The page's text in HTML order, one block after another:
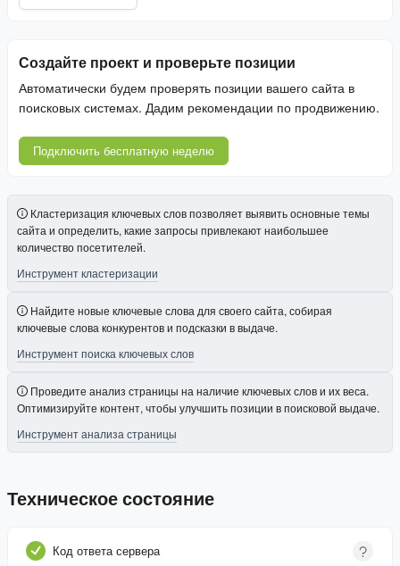
Создайте проект и проверьте позиции
Автоматически будем проверять позиции вашего сайта в
поисковых системах. Дадим рекомендации по продвижению.
Подключить бесплатную неделю
Кластеризация ключевых слов позволяет выявить основные темы
сайта и определить, какие запросы привлекают наибольшее
количество посетителей.
Инструмент кластеризации
Найдите новые ключевые слова для своего сайта, собирая
ключевые слова конкурентов и подсказки в выдаче.
Инструмент поиска ключевых слов
Проведите анализ страницы на наличие ключевых слов и их веса.
Оптимизируйте контент, чтобы улучшить позиции в поисковой выдаче.
Инструмент анализа страницы
Техническое состояние
Код ответа сервера